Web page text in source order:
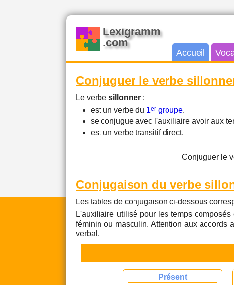
Lexigramm
.com
Accueil
Conjuguer le verbe
Le verbesillonner :
est un verbe du 1er groupe.
se conjugue avec l'auxiliaire avoir aux
est un verbe transitif direct.
Conjuguer le
Conjugaison du verbe
Les tables de conjugaison ci-dessous
L'auxiliaire utilisé pour les temps
féminin ou masculin. Attention aux accords
verbal.
Présent